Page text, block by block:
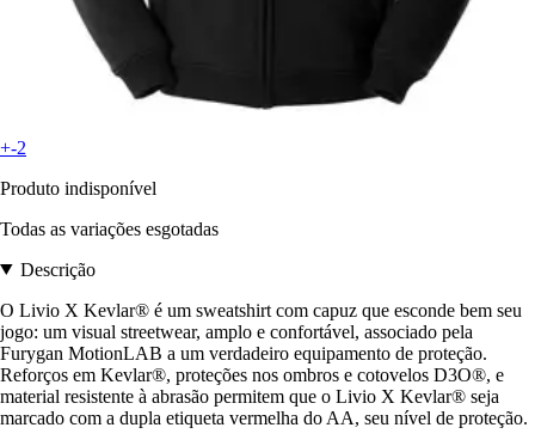
+-2
Produto indisponível
Todas as variações esgotadas
Descrição
O Livio X Kevlar® é um sweatshirt com capuz que esconde bem seu
jogo: um visual streetwear, amplo e confortável, associado pela
Furygan MotionLAB a um verdadeiro equipamento de proteção.
Reforços em Kevlar®, proteções nos ombros e cotovelos D3O®, e
material resistente à abrasão permitem que o Livio X Kevlar® seja
marcado com a dupla etiqueta vermelha do AA, seu nível de proteção.